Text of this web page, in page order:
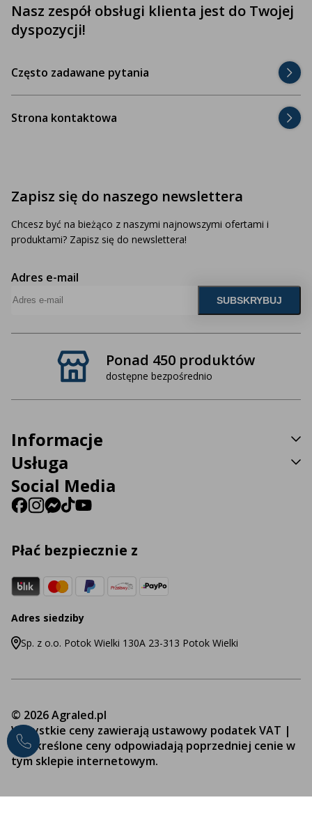
Ponad 450 produktów
dostępne bezpośrednio
Nasz zespół obsługi klienta jest do Twojej
dyspozycji!
Często zadawane pytania
Strona kontaktowa
Zapisz się do naszego newslettera
Chcesz być na bieżąco z naszymi najnowszymi ofertami i
produktami? Zapisz się do newslettera!
Adres e-mail
Informacje
Usługa
Social Media
Płać bezpiecznie z
Adres siedziby
Sp. z o.o. Potok Wielki 130A 23-313 Potok Wielki
© 2026 Agraled.pl
Wszystkie ceny zawierają ustawowy podatek VAT |
Przekreślone ceny odpowiadają poprzedniej cenie w
tym sklepie internetowym.